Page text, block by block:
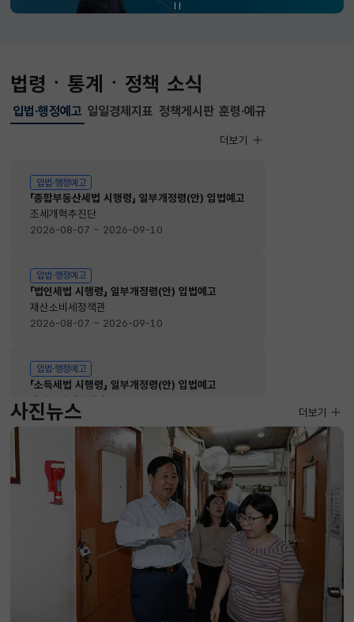
법령ㆍ통계ㆍ정책 소식
입법·행정예고
선택됨
입법·행정예고
입법·행정예고
「종합부동산세법 시행령」 일부개정령(안) 입법예고
조세개혁추진단
2026-08-07 ~ 2026-09-10
입법·행정예고
「법인세법 시행령」 일부개정령(안) 입법예고
재산소비세정책관
2026-08-07 ~ 2026-09-10
입법·행정예고
「소득세법 시행령」 일부개정령(안) 입법예고
재산소비세정책관
2026-08-07 ~ 2026-09-10
입법·행정예고
더보기
일일경제지표 정책게시판 훈령·예규
사진뉴스 사진뉴스
더보기